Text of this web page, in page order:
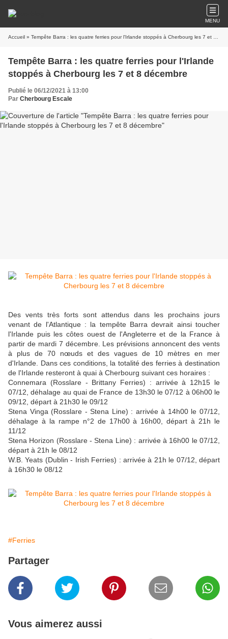
MENU
Accueil » Tempête Barra : les quatre ferries pour l'Irlande stoppés à Cherbourg les 7 et 8 décembre
Tempête Barra : les quatre ferries pour l'Irlande
stoppés à Cherbourg les 7 et 8 décembre
Publié le 06/12/2021 à 13:00
Par Cherbourg Escale
Des vents très forts sont attendus dans les prochains jours
venant de l'Atlantique : la tempête Barra devrait ainsi toucher
l'Irlande puis les côtes ouest de l'Angleterre et de la France à
partir de mardi 7 décembre. Les prévisions annoncent des vents
à plus de 70 nœuds et des vagues de 10 mètres en mer
d'Irlande. Dans ces conditions, la totalité des ferries à destination
de l'Irlande resteront à quai à Cherbourg suivant ces horaires :
Connemara (Rosslare - Brittany Ferries) : arrivée à 12h15 le
07/12, déhalage au quai de France de 13h30 le 07/12 à 06h00 le
09/12, départ à 21h30 le 09/12
Stena Vinga (Rosslare - Stena Line) : arrivée à 14h00 le 07/12,
déhalage à la rampe n°2 de 17h00 à 16h00, départ à 21h le
11/12
Stena Horizon (Rosslare - Stena Line) : arrivée à 16h00 le 07/12,
départ à 21h le 08/12
W.B. Yeats (Dublin - Irish Ferries) : arrivée à 21h le 07/12, départ
à 16h30 le 08/12
#Ferries
Partager
Vous aimerez aussi